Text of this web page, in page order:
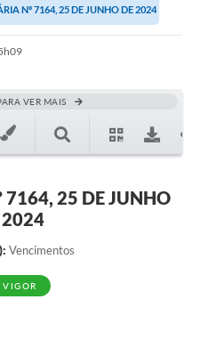
Nº 7164, 25 DE JUNHO DE 2024
VER MAIS
7164, 25 DE JUNHO
2024
Vencimentos
VIGOR